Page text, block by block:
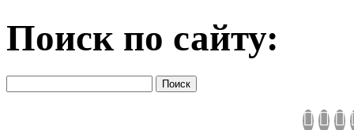
Поиск по сайту: